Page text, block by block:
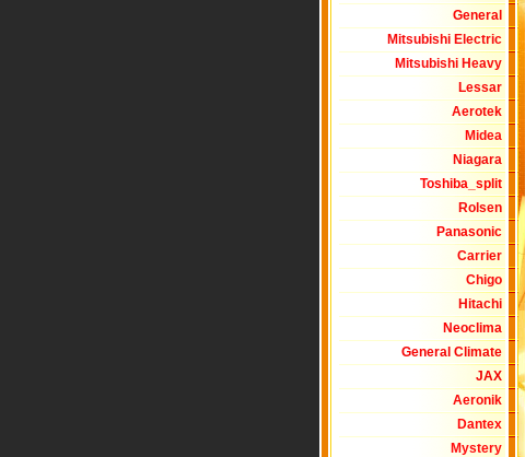
General
Mitsubishi Electric
Mitsubishi Heavy
Lessar
Aerotek
Midea
Niagara
Toshiba_split
Rolsen
Panasonic
Carrier
Chigo
Hitachi
Neoclima
General Climate
JAX
Aeronik
Dantex
Mystery